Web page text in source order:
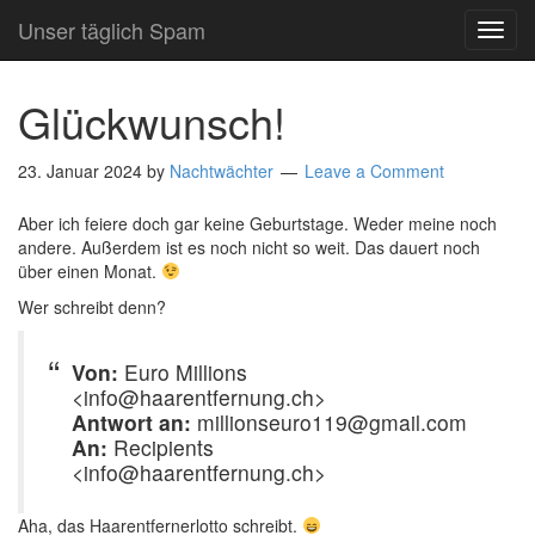
Unser täglich Spam
Glückwunsch!
23. Januar 2024 by Nachtwächter Leave a Comment
Aber ich feiere doch gar keine Geburtstage. Weder meine noch
andere. Außerdem ist es noch nicht so weit. Das dauert noch
über einen Monat.
Wer schreibt denn?
Von: Euro Millions
<info@haarentfernung.ch>
Antwort an: millionseuro119@gmail.com
An: Recipients
<info@haarentfernung.ch>
Aha, das Haarentfernerlotto schreibt.